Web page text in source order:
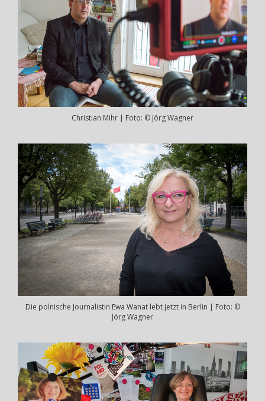
Christian Mihr | Foto: © Jörg Wagner
Die polnische Journalistin Ewa Wanat lebt jetzt in Berlin | Foto: ©
Jörg Wagner